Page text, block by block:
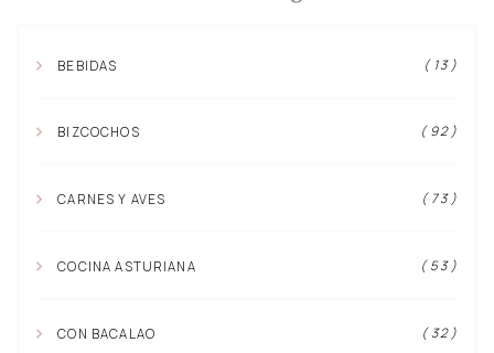
BEBIDAS ( 13 )
BIZCOCHOS ( 92 )
CARNES Y AVES ( 73 )
COCINA ASTURIANA ( 53 )
CON BACALAO ( 32 )